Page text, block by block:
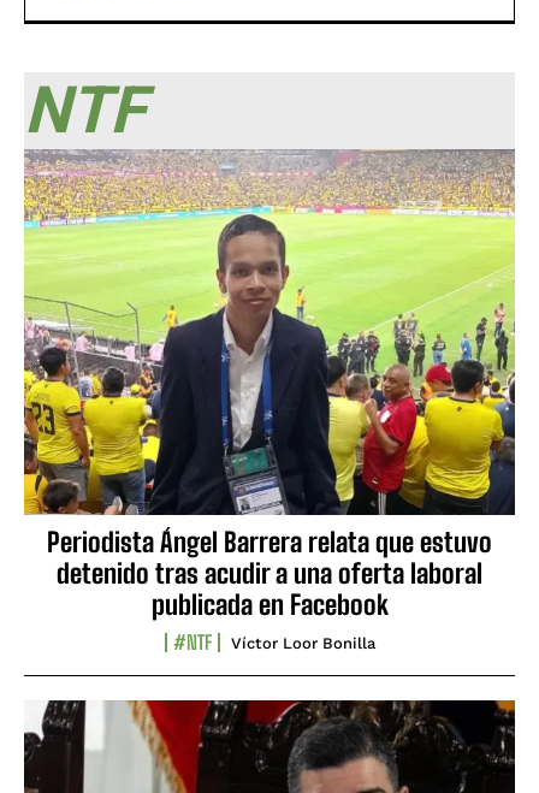
NTF
Periodista Ángel Barrera relata que estuvo
detenido tras acudir a una oferta laboral
publicada en Facebook
#NTF Víctor Loor Bonilla